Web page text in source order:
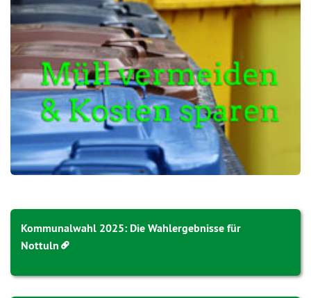
Kommunalwahl 2025: Die Wahlergebnisse für
Nottuln